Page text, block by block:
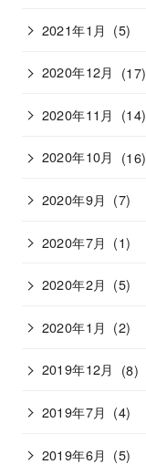
2021年1月 (5)
2020年12月 (17)
2020年11月 (14)
2020年10月 (16)
2020年9月 (7)
2020年7月 (1)
2020年2月 (5)
2020年1月 (2)
2019年12月 (8)
2019年7月 (4)
2019年6月 (5)